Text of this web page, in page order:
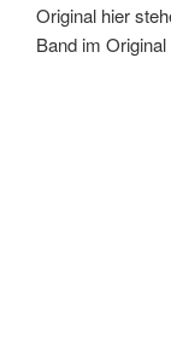
Original hier
Band im